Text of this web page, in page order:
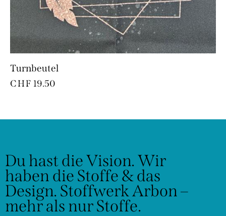
Turnbeutel
CHF 19.50
Du hast die Vision.Wir
haben die Stoffe & das
Design. Stoffwerk Arbon –
mehr als nur Stoffe.